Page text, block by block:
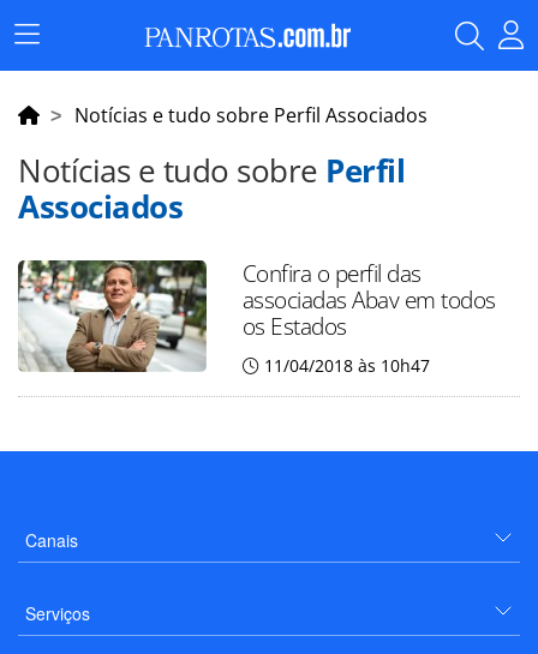
Menu
Principal
Notícias e tudo sobre Perfil Associados
Notícias e tudo sobre Perfil
Associados
Confira o perfil das
associadas Abav em todos
os Estados
11/04/2018 às 10h47
Canais
Serviços